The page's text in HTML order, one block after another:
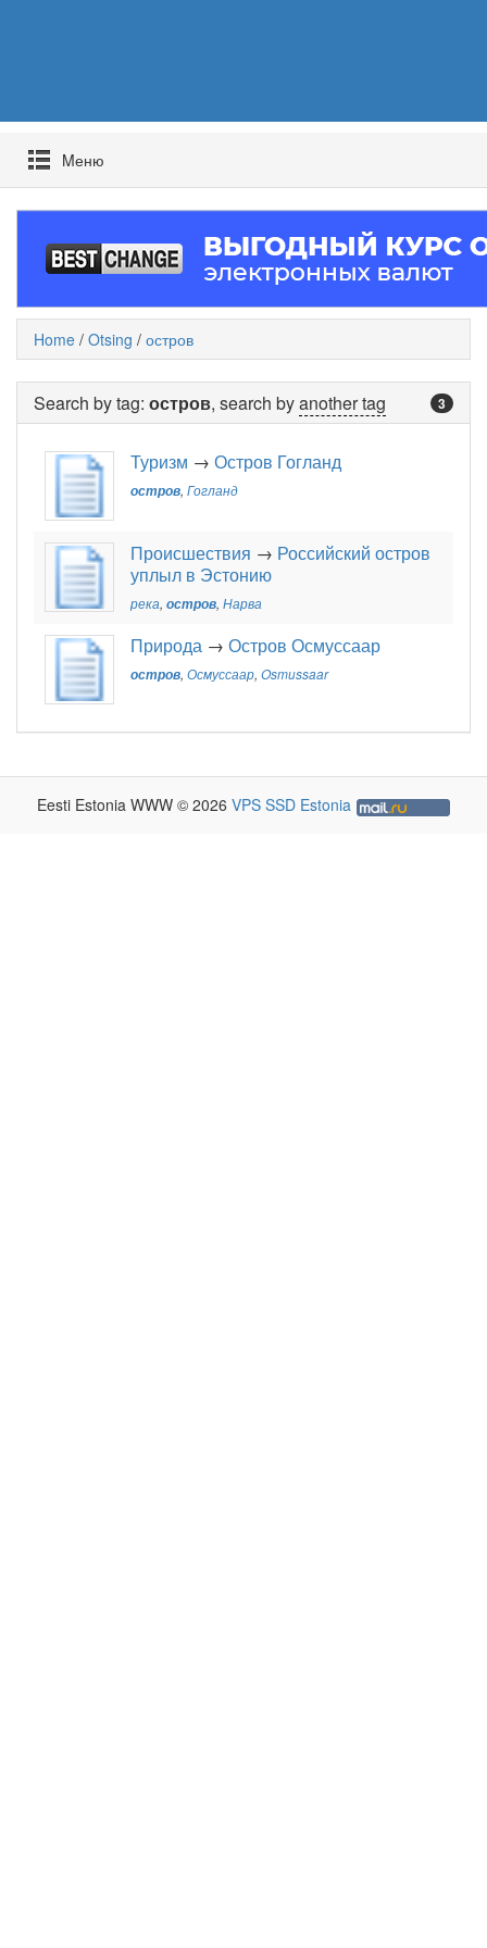
Mеню
Home / Otsing / остров
3
Search by tag: остров, search byanother tag
Туризм → Остров Гогланд
остров, Гогланд
Происшествия → Российский остров
уплыл в Эстонию
река, остров, Нарва
Природа → Остров Осмуссаар
остров, Осмуссаар, Osmussaar
Eesti Estonia WWW © 2026 VPS SSD Estonia